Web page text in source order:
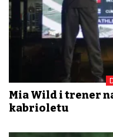
Mia Wild i trener
kabrioletu